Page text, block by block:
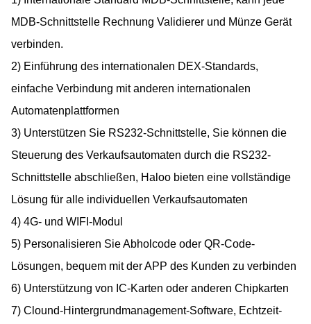
MDB-Schnittstelle Rechnung Validierer und Münze Gerät
verbinden.
2) Einführung des internationalen DEX-Standards,
einfache Verbindung mit anderen internationalen
Automatenplattformen
3) Unterstützen Sie RS232-Schnittstelle, Sie können die
Steuerung des Verkaufsautomaten durch die RS232-
Schnittstelle abschließen, Haloo bieten eine vollständige
Lösung für alle individuellen Verkaufsautomaten
4) 4G- und WIFI-Modul
5) Personalisieren Sie Abholcode oder QR-Code-
Lösungen, bequem mit der APP des Kunden zu verbinden
6) Unterstützung von IC-Karten oder anderen Chipkarten
7) Clound-Hintergrundmanagement-Software, Echtzeit-